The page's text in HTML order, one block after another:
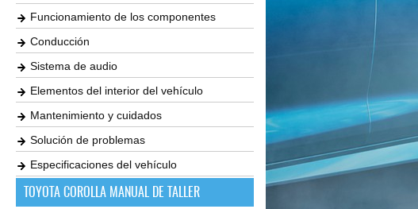
Funcionamiento de los componentes
Conducción
Sistema de audio
Elementos del interior del vehículo
Mantenimiento y cuidados
Solución de problemas
Especificaciones del vehículo
TOYOTA COROLLA MANUAL DE TALLER